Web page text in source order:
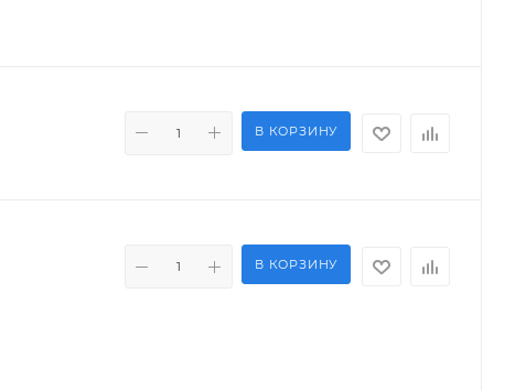
В КОРЗИНУ
В КОРЗИНУ